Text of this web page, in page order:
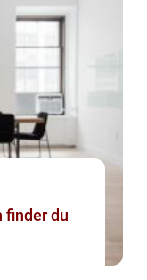
finder du